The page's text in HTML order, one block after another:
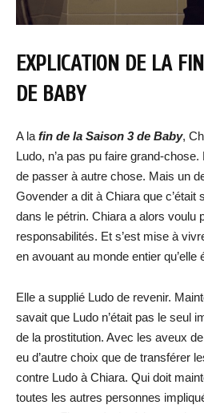
EXPLICATION DE LA
DE BABY
A la fin de la Saison 3 de Baby,
Ludo, n’a pas pu faire grand-
de passer à autre chose. Mais un
Govender a dit à Chiara que
dans le pétrin. Chiara a alors voulu
responsabilités. Et s’est mise à
en avouant au monde entier qu’elle
Elle a supplié Ludo de revenir.
savait que Ludo n’était pas le seul
de la prostitution. Avec les aveux
eu d’autre choix que de transférer
contre Ludo à Chiara. Qui doit
toutes les autres personnes